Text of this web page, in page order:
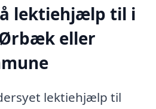
lektiehjælp til i
eller
lektiehjælp til